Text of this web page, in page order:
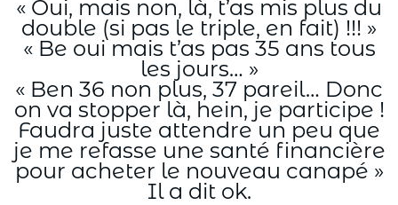
« Oui, mais non, là, t’as mis plus du
double (si pas le triple, en fait) !!! »
« Be oui mais t’as pas 35 ans tous
les jours… »
« Ben 36 non plus, 37 pareil… Donc
on va stopper là, hein, je participe !
Faudra juste attendre un peu que
je me refasse une santé financière
pour acheter le nouveau canapé »
Il a dit ok.